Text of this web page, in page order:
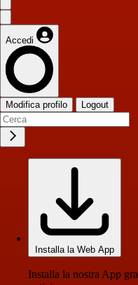
Accedi
Modifica profilo Logout
Installa la Web App
Installa la nostra App